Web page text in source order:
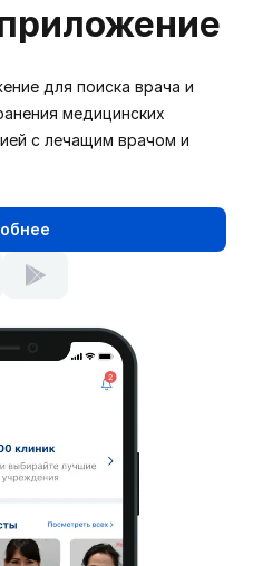
для поиска врача и
медицинских
с лечащим врачом и